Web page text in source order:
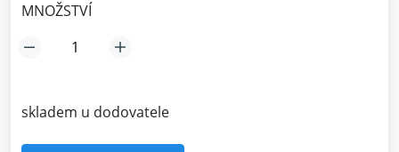
MNOŽSTVÍ
skladem u dodovatele